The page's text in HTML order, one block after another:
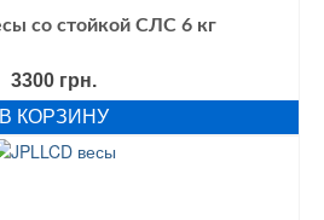
со стойкой СЛС 6 кг
3300 грн.
В КОРЗИНУ